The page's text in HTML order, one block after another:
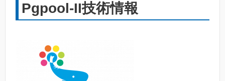
Pgpool-II技術情報